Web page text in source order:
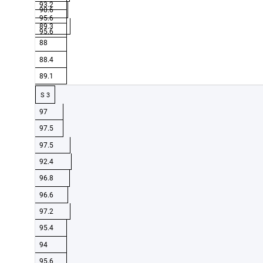
93.2
95.6
95.6
90.6
89.3
88
88.4
89.1
S 3
97
97.5
97.5
92.4
96.8
96.6
97.2
95.4
94
95.6